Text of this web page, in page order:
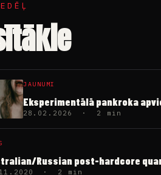
JAUNUMI
Eksperimentālā pankroka
28.02.2026 · 2 min
Russian post-hardcore
· 2 min